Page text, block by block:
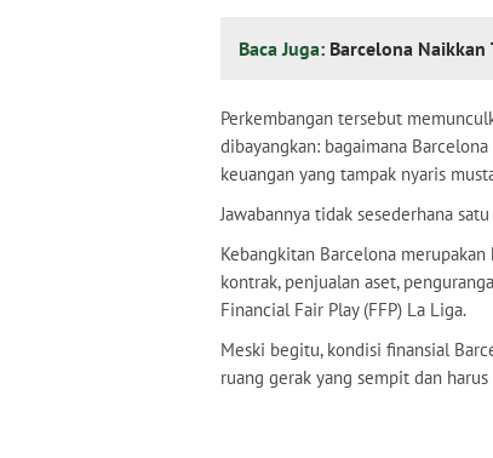
Baca Juga: Barcelona Naikkan
Perkembangan tersebut
dibayangkan: bagaimana
keuangan yang tampak nyaris
Jawabannya tidak sesederhana
Kebangkitan Barcelona
kontrak, penjualan aset,
Financial Fair Play (FFP) La Liga.
Meski begitu, kondisi finansial
ruang gerak yang sempit dan